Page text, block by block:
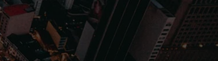
Séries Música Gênero